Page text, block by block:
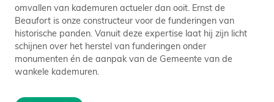
omvallen van kademuren actueler dan ooit. Ernst de
Beaufort is onze constructeur voor de funderingen van
historische panden. Vanuit deze expertise laat hij zijn licht
schijnen over het herstel van funderingen onder
monumenten én de aanpak van de Gemeente van de
wankele kademuren.